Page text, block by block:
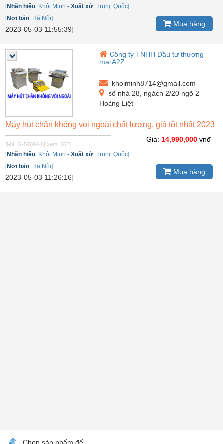
[Nhãn hiệu: Khôi Minh - Xuất xứ: Trung Quốc]
[Nơi bán: Hà Nội]
2023-05-03 11:55:39]
Mua hàng
Công ty TNHH Đầu tư thương
mại A2Z
khoiminh8714@gmail.com
số nhà 28, ngách 2/20 ngõ 2
Hoàng Liệt
Máy hút chân không vòi ngoài chất lượng, giá tốt nhất 2023
[Mã: G-59092-8][xem: 562]
[Nhãn hiệu: Khôi Minh - Xuất xứ: Trung Quốc]
[Nơi bán: Hà Nội]
2023-05-03 11:26:16]
Giá: 14,990,000 vnđ
Mua hàng
Chọn sản phẩm để